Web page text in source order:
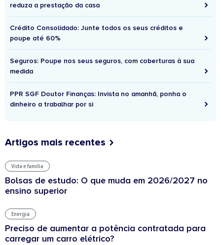
reduza a prestação da casa
Crédito Consolidado: Junte todos os seus créditos e
poupe até 60%
Seguros: Poupe nos seus seguros, com coberturas à sua
medida
PPR SGF Doutor Finanças: Invista no amanhã, ponha o
dinheiro a trabalhar por si
Artigos mais recentes
Vida e família
Bolsas de estudo: O que muda em 2026/2027 no
ensino superior
Energia
Preciso de aumentar a potência contratada para
carregar um carro elétrico?